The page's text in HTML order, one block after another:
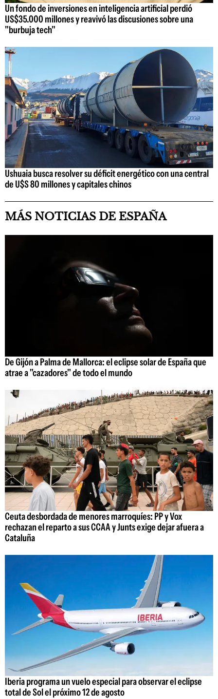
Un fondo de inversiones en inteligencia artificial perdió
US$35.000 millones y reavivó las discusiones sobre una
"burbuja tech"
Ushuaia busca resolver su déficit energético con una central
de U$S 80 millones y capitales chinos
MÁS NOTICIAS DE ESPAÑA
De Gijón a Palma de Mallorca: el eclipse solar de España que
atrae a "cazadores" de todo el mundo
Ceuta desbordada de menores marroquíes: PP y Vox
rechazan el reparto a sus CCAA y Junts exige dejar afuera a
Cataluña
Iberia programa un vuelo especial para observar el eclipse
total de Sol el próximo 12 de agosto